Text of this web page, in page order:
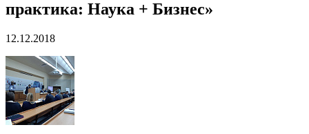
практика: Наука + Бизнес»
12.12.2018